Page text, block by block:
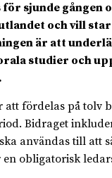
sjunde
och vill
är att
studier och
att fördelas på
Bidraget
användas till att
obligatorisk